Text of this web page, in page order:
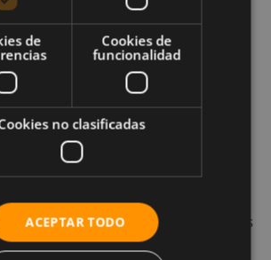
si ya
alcohol?
bien
alcohol, aumenta tu ingesta de
si entrenaste o si el clima es
de
Cookies de
funcionalidad
no clasificadas
ACEPTAR TODO